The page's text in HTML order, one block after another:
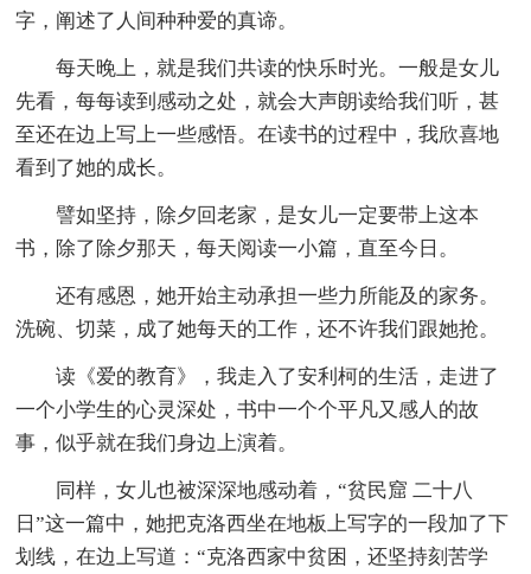
字，阐述了人间种种爱的真谛。
每天晚上，就是我们共读的快乐时光。一般是女儿
先看，每每读到感动之处，就会大声朗读给我们听，甚
至还在边上写上一些感悟。在读书的过程中，我欣喜地
看到了她的成长。
譬如坚持，除夕回老家，是女儿一定要带上这本
书，除了除夕那天，每天阅读一小篇，直至今日。
还有感恩，她开始主动承担一些力所能及的家务。
洗碗、切菜，成了她每天的工作，还不许我们跟她抢。
读《爱的教育》，我走入了安利柯的生活，走进了
一个小学生的心灵深处，书中一个个平凡又感人的故
事，似乎就在我们身边上演着。
同样，女儿也被深深地感动着，“贫民窟 二十八
日”这一篇中，她把克洛西坐在地板上写字的一段加了下
划线，在边上写道：“克洛西家中贫困，还坚持刻苦学